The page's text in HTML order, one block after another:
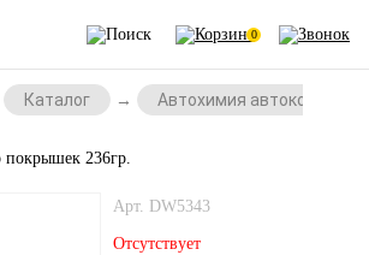
0
Каталог Автохимия
покрышек 236гр.
Арт. DW5343
Отсутствует